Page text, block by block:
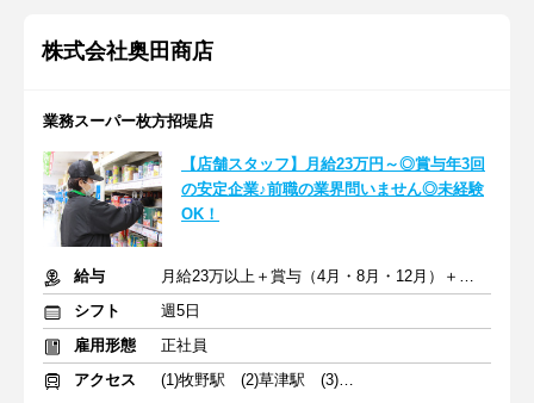
株式会社奥田商店
業務スーパー枚方招堤店
【店舗スタッフ】月給23万円～◎賞与年3回
の安定企業♪前職の業界問いません◎未経験
OK！
給与
月給23万以上＋賞与（4月・8月・12月）＋交通費
シフト
週5日
雇用形態
正社員
アクセス
(1)牧野駅 (2)草津駅 (3)京都河原町駅